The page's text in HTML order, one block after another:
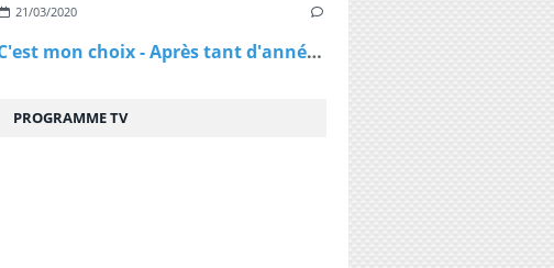
21/03/2020
C'est mon choix - Après tant d'années de mariage, vais-je réussir à te séduire à nouveau ?
PROGRAMME TV